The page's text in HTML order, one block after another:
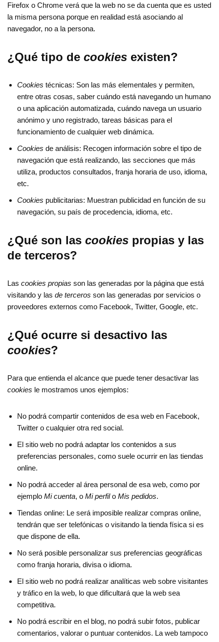
Firefox o Chrome verá que la web no se da cuenta que es usted
la misma persona porque en realidad está asociando al
navegador, no a la persona.
¿Qué tipo de cookies existen?
Cookies técnicas: Son las más elementales y permiten,
entre otras cosas, saber cuándo está navegando un humano
o una aplicación automatizada, cuándo navega un usuario
anónimo y uno registrado, tareas básicas para el
funcionamiento de cualquier web dinámica.
Cookies de análisis: Recogen información sobre el tipo de
navegación que está realizando, las secciones que más
utiliza, productos consultados, franja horaria de uso, idioma,
etc.
Cookies publicitarias: Muestran publicidad en función de su
navegación, su país de procedencia, idioma, etc.
¿Qué son las cookies propias y las
de terceros?
Las cookies propias son las generadas por la página que está
visitando y las de terceros son las generadas por servicios o
proveedores externos como Facebook, Twitter, Google, etc.
¿Qué ocurre si desactivo las
cookies?
Para que entienda el alcance que puede tener desactivar las
cookies le mostramos unos ejemplos:
No podrá compartir contenidos de esa web en Facebook,
Twitter o cualquier otra red social.
El sitio web no podrá adaptar los contenidos a sus
preferencias personales, como suele ocurrir en las tiendas
online.
No podrá acceder al área personal de esa web, como por
ejemplo Mi cuenta, o Mi perfilo Mis pedidos.
Tiendas online: Le será imposible realizar compras online,
tendrán que ser telefónicas o visitando la tienda física si es
que dispone de ella.
No será posible personalizar sus preferencias geográficas
como franja horaria, divisa o idioma.
El sitio web no podrá realizar analíticas web sobre visitantes
y tráfico en la web, lo que dificultará que la web sea
competitiva.
No podrá escribir en el blog, no podrá subir fotos, publicar
comentarios, valorar o puntuar contenidos. La web tampoco